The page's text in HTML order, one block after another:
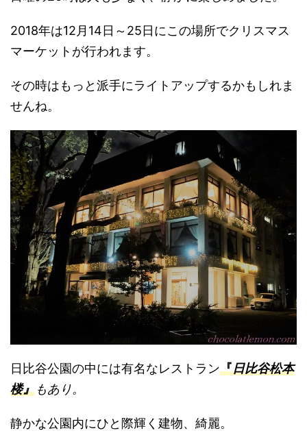
2018年は12月14日～25日にこの場所でクリスマス
マーケットが行われます。
その時はもっと派手にライトアップするかもしれま
せんね。
日比谷公園の中には有名なレストラン『日比谷松本
楼』もあり。
静かな公園内にひと際輝く建物、綺麗。